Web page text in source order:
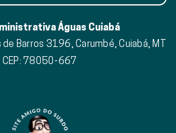
Águas Cuiabá
Barros 3196, Carumbé, Cuiabá, MT
CEP: 78050-667